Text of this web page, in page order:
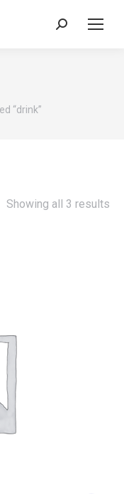
Search:
“drink”
Showing all 3 results